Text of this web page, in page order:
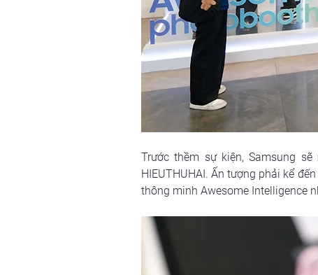
Trước thềm sự kiện, Samsung
HIEUTHUHAI. Ấn tượng phải kể
thông minh Awesome Intelligence